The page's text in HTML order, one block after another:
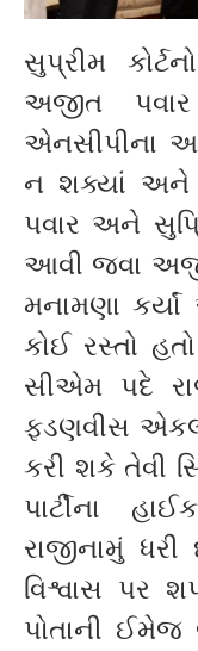
સુપ્રીમ
અજીત
એનસીપીના
ન શક્યાં અને
પવાર અને
આવી જવા
મનામણા
કોઈ રસ્તો
સીએમ પદે
ફડણવીસ
કરી શકે તેવી
પાર્ટીના
રાજીનામું
વિશ્વાસ પર
પોતાની ઈમેજ